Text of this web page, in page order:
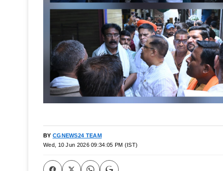
BY CGNEWS24 TEAM
Wed, 10 Jun 2026 09:34:05 PM (IST)